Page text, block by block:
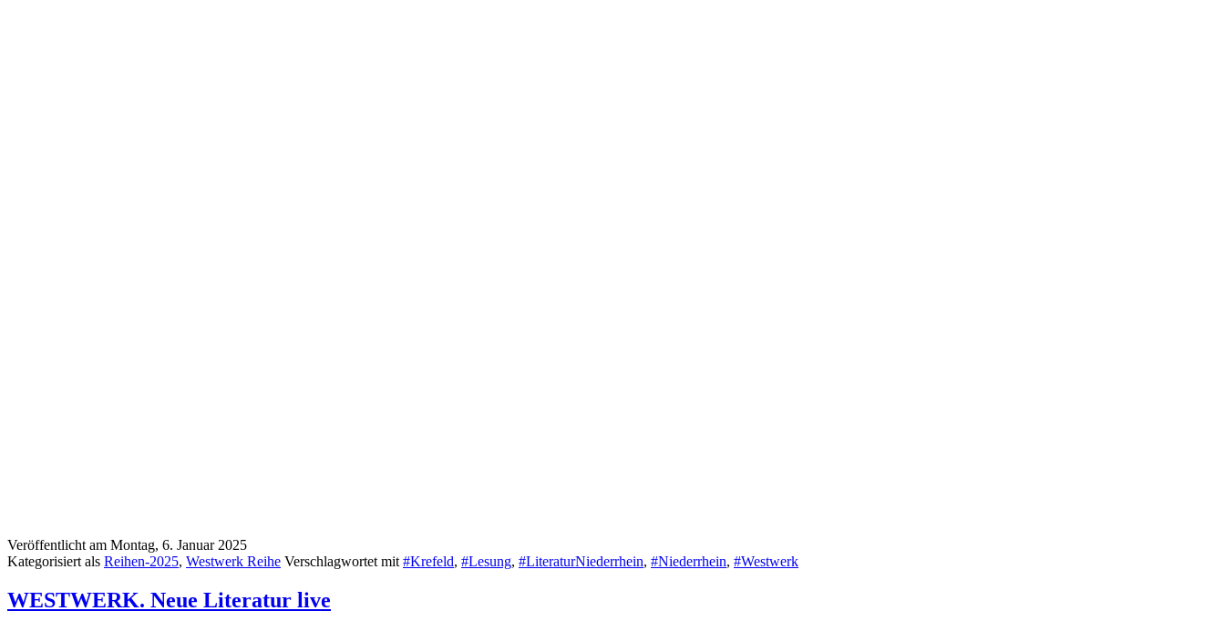
Veröffentlicht am Montag, 6. Januar 2025
Kategorisiert als Reihen-2025, Westwerk Reihe Verschlagwortet mit #Krefeld, #Lesung, #LiteraturNiederrhein, #Niederrhein, #Westwerk
WESTWERK. Neue Literatur live